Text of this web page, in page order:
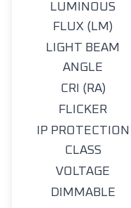
LUMINOUS
FLUX (LM)
LIGHT BEAM
ANGLE
CRI (RA)
FLICKER
IP PROTECTION
CLASS
VOLTAGE
DIMMABLE